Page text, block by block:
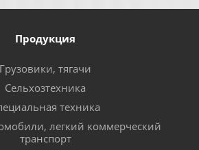
Продукция
Грузовики, тягачи
Сельхозтехника
техника
легкий коммерческий
транспорт